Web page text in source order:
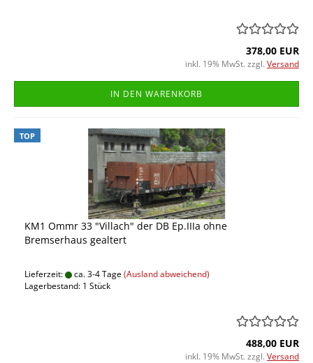
378,00 EUR
inkl. 19% MwSt. zzgl. Versand
IN DEN WARENKORB
TOP
KM1 Ommr 33 "Villach" der DB Ep.IIIa ohne
Bremserhaus gealtert
Lieferzeit: ca. 3-4 Tage(Ausland abweichend)
Lagerbestand: 1 Stück
488,00 EUR
inkl. 19% MwSt. zzgl. Versand